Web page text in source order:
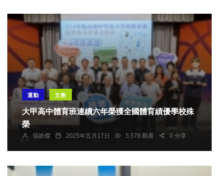
運動 文教
大甲高中體育班連續六年榮獲全國體育績優學校殊
榮
張皓傑 2025年五月17日 5,578 觀看 0 分享